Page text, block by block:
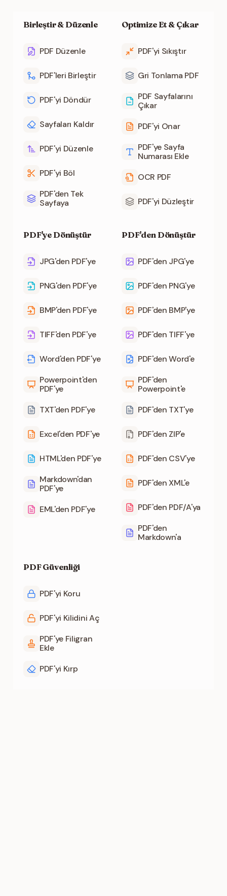
Birleştir & Düzenle
PDF Düzenle
PDF'leri Birleştir
PDF'yi Döndür
Sayfaları Kaldır
PDF'yi Düzenle
PDF'yi Böl
PDF'den Tek
Sayfaya
Optimize Et & Çıkar
PDF'yi Sıkıştır
Gri Tonlama PDF
PDF Sayfalarını
Çıkar
PDF'yi Onar
PDF'ye Sayfa
Numarası Ekle
OCR PDF
PDF'yi Düzleştir
PDF'ye Dönüştür
JPG'den PDF'ye
PNG'den PDF'ye
BMP'den PDF'ye
TIFF'den PDF'ye
Word'den PDF'ye
Powerpoint'den
PDF'ye
TXT'den PDF'ye
Excel'den PDF'ye
HTML'den PDF'ye
Markdown'dan
PDF'ye
EML'den PDF'ye
PDF'den Dönüştür
PDF'den JPG'ye
PDF'den PNG'ye
PDF'den BMP'ye
PDF'den TIFF'ye
PDF'den Word'e
PDF'den
Powerpoint'e
PDF'den TXT'ye
PDF'den ZIP'e
PDF'den CSV'ye
PDF'den XML'e
PDF'den PDF/A'ya
PDF'den
Markdown'a
PDF Güvenliği
PDF'yi Koru
PDF'yi Kilidini Aç
PDF'ye Filigran
Ekle
PDF'yi Kırp